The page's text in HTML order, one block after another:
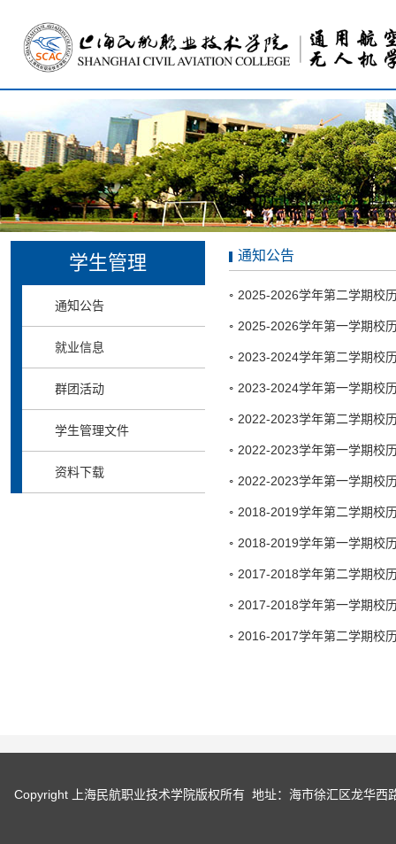
学生管理
通知公告
就业信息
群团活动
学生管理文件
资料下载
通知公告
2025-2026学年第二学期校
2025-2026学年第一学期校
2023-2024学年第二学期校
2023-2024学年第一学期校
2022-2023学年第二学期校
2022-2023学年第一学期校
2022-2023学年第一学期校
2018-2019学年第二学期校
2018-2019学年第一学期校
2017-2018学年第二学期校
2017-2018学年第一学期校
2016-2017学年第二学期校
Copyright 上海民航职业技术学院版权所有 地址：海市徐汇区龙华